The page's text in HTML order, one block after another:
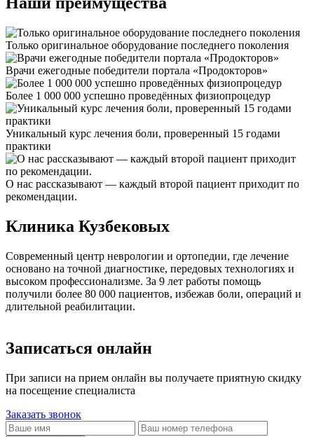
Только оригинальное оборудование последнего поколения
Врачи ежегодные победители портала «Продокторов»
Более 1 000 000 успешно проведённых физиопроцедур
Уникальный курс лечения боли, проверенный 15 годами
практики
О нас рассказывают — каждый второй пациент приходит по
рекомендации.
Клиника Кузбековых
Современный центр неврологии и ортопедии, где лечение
основано на точной диагностике, передовых технологиях и
высоком профессионализме. За 9 лет работы помощь
получили более 80 000 пациентов, избежав боли, операций и
длительной реабилитации.
Записаться онлайн
При записи на прием онлайн вы получаете приятную скидку
на посещение специалиста
Заказать звонок